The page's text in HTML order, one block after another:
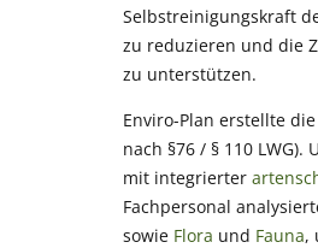
Selbstreinigungskraft
zu reduzieren und die
zu unterstützen.
Enviro-Plan erstellte
nach §76 / § 110
mit integrierter
Fachpersonal
sowie Flora und Fauna,